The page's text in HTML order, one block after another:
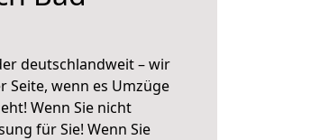
deutschlandweit – wir
Seite, wenn es Umzüge
Wenn Sie nicht
für Sie! Wenn Sie